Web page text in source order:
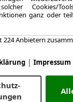
Von
Monat
Treffer anzeigen
Dacia Sandero
Cookies/
ganz oder
224 Anbietern
| Impressum